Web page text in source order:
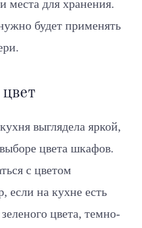
места для хранения.
будет применять
выглядела яркой,
цвета шкафов.
с цветом
на кухне есть
цвета, темно-